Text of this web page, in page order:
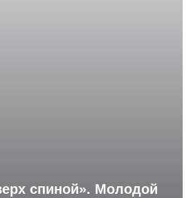
спиной». Молодой